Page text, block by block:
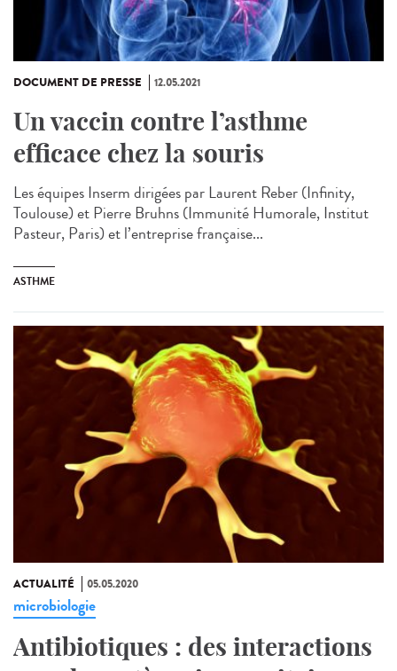
DOCUMENT DE PRESSE 12.05.2021
Un vaccin contre l’asthme
efficace chez la souris
Les équipes Inserm dirigées par Laurent Reber (Infinity,
Toulouse) et Pierre Bruhns (Immunité Humorale, Institut
Pasteur, Paris) et l’entreprise française...
ASTHME
ACTUALITÉ 05.05.2020
microbiologie
Antibiotiques : des interactions